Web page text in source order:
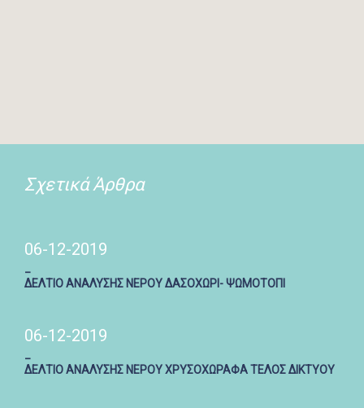
Σχετικά Άρθρα
06-12-2019
ΔΕΛΤΙΟ ΑΝΑΛΥΣΗΣ ΝΕΡΟΥ ΔΑΣΟΧΩΡΙ- ΨΩΜΟΤΟΠΙ
06-12-2019
ΔΕΛΤΙΟ ΑΝΑΛΥΣΗΣ ΝΕΡΟΥ ΧΡΥΣΟΧΩΡΑΦΑ ΤΕΛΟΣ ΔΙΚΤΥΟΥ